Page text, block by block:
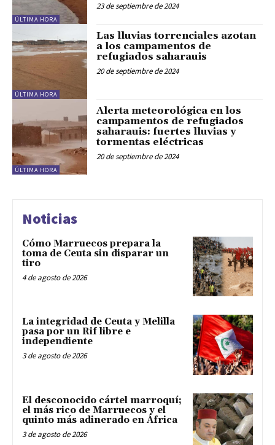
ÚLTIMA HORA
23 de septiembre de 2024
ÚLTIMA HORA
Las lluvias torrenciales azotan
a los campamentos de
refugiados saharauis
20 de septiembre de 2024
ÚLTIMA HORA
Alerta meteorológica en los
campamentos de refugiados
saharauis: fuertes lluvias y
tormentas eléctricas
20 de septiembre de 2024
Noticias
Cómo Marruecos prepara la
toma de Ceuta sin disparar un
tiro
4 de agosto de 2026
La integridad de Ceuta y Melilla
pasa por un Rif libre e
independiente
3 de agosto de 2026
El desconocido cártel marroquí;
el más rico de Marruecos y el
quinto más adinerado en África
3 de agosto de 2026